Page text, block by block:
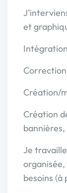
et
Création/
Création
Je
besoins